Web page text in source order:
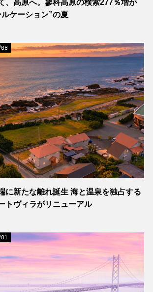
、高原へ。蓼科高原の検索277％増が
ケーション”の夏
08
に新たな離れ誕生 海と温泉を独占する
トヴィラがリニューアル